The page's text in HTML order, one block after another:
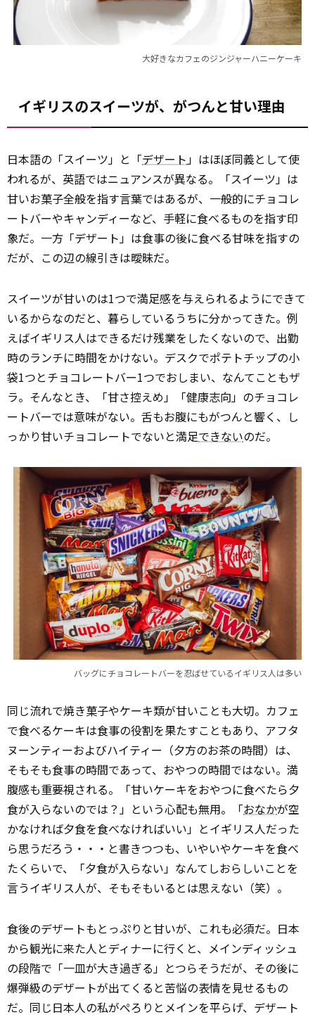
大好きなカフェのジンジャーハニーケーキ
イギリスのスイーツが、がつんと甘い理由
日本語の「スイーツ」と「デザート」はほぼ同義として使
われるが、英語ではニュアンスが異なる。「スイーツ」は
甘いお菓子全般を指す言葉ではあるが、一般的にチョコレ
ートバーやキャンディーなど、手軽に食べるものを指す印
象だ。一方「デザート」は食事の後に食べる甘味を指すの
だが、この辺の線引きは曖昧だ。
スイーツが甘いのは1つで満足感を与えられるようにできて
いるからなのだと、暮らしているうちに分かってきた。例
えばイギリス人はできるだけ残業をしたくないので、出勤
時のランチに時間をかけない。デスクでポテトチップの小
袋1つとチョコレートバー1つでおしまい、なんてこともザ
ラ。そんなとき、「甘さ控えめ」「健康志向」のチョコレ
ートバーでは意味がない。舌もお腹にもがつんと響く、し
っかり甘いチョコレートでないと満足できないのだ。
バッグにチョコレートバーを忍ばせているイギリス人は多い
同じ流れで焼き菓子やケーキ類が甘いことも大切。カフェ
で食べるケーキは食事の役割を果たすこともあり、アフタ
ヌーンティーおよびハイティー（夕方のお茶の時間）は、
そもそも食事の時間であって、おやつの時間ではない。満
腹感も重要視される。「甘いケーキをおやつに食べたら夕
食が入らないのでは？」という心配も無用。「おなかが空
かなければ夕食を食べなければいい」とイギリス人だった
ら思うだろう・・・と書きつつも、いやいやケーキを食べ
たくらいで、「夕食が入らない」なんてしおらしいことを
言うイギリス人が、そもそもいるとは思えない（笑）。
食後のデザートもとっぷりと甘いが、これも必須だ。日本
から観光に来た人とディナーに行くと、メインディッシュ
の段階で「一皿が大き過ぎる」とつらそうだが、その後に
爆弾級のデザートが出てくると苦悩の表情を見せるもの
だ。同じ日本人の私がぺろりとメインを平らげ、デザート